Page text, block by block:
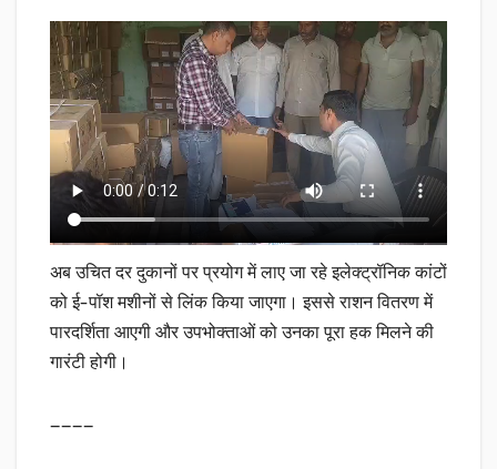
अब उचित दर दुकानों पर प्रयोग में लाए जा रहे इलेक्ट्रॉनिक कांटों
को ई-पॉश मशीनों से लिंक किया जाएगा। इससे राशन वितरण में
पारदर्शिता आएगी और उपभोक्ताओं को उनका पूरा हक मिलने की
गारंटी होगी।
————